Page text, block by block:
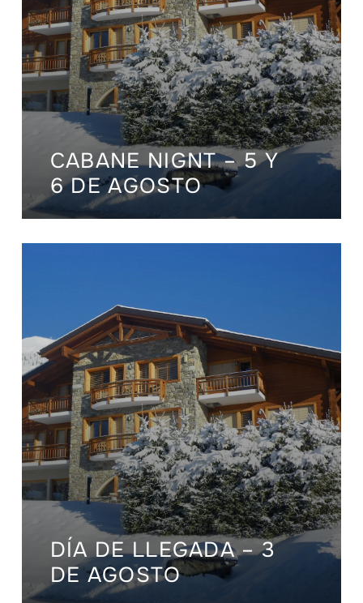
CABANE NIGNT – 5 Y
6 DE AGOSTO
DÍA DE LLEGADA – 3
DE AGOSTO